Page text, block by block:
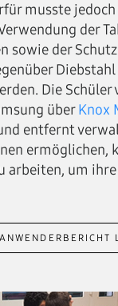
musste
der
sowie der
Die Schüler
überKnox
entfernt
ermöglichen,
arbeiten, um